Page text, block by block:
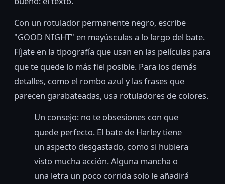
Con un rotulador permanente negro, escribe
"GOOD NIGHT" en mayúsculas a lo largo del bate.
Fíjate en la tipografía que usan en las películas para
que te quede lo más fiel posible. Para los demás
detalles, como el rombo azul y las frases que
parecen garabateadas, usa rotuladores de colores.
Un consejo: no te obsesiones con que
quede perfecto. El bate de Harley tiene
un aspecto desgastado, como si hubiera
visto mucha acción. Alguna mancha o
una letra un poco corrida solo le añadirá